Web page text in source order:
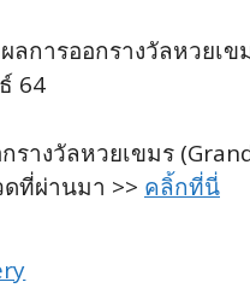
ลการออกรางวัลหวยเข
64
รางวัลหวยเขมร
ที่ผ่านมา >> คลิ้กที่นี่